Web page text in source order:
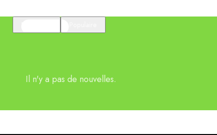
Il n'y a pas de nouvelles.